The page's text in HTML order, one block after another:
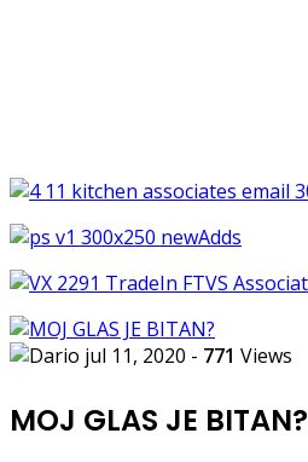
jul 11, 2020 - 771 Views
MOJ GLAS JE BITAN?